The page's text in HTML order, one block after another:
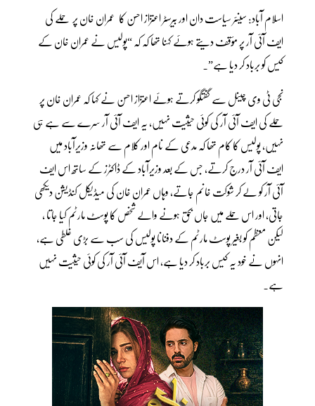
اسلام آباد: سینئر سیاست دان اور بیرسٹر اعتزاز احسن کا عمران خان پر حملے کی
ایف آئی آر پر مؤقف دیتے ہوئے کہنا تھا کہ کہ “پولیس نے عمران خان کے
کیس کو برباد کر دیا ہے”۔
نجی ٹی وی چینل سے گفتگو کرتے ہوئے اعتزاز احسن نے کہا کہ عمران خان پر
حملے کی ایف آئی آر کی کوئی حیثیت نہیں، یہ ایف آئی آر سرے سے ہے ہی
نہیں، پولیس کا کام تھا کہ مدعی کے نام اور کلام سے تھانہ وزیرآباد میں
ایف آئی آر درج کرتے، جس کے بعد وزیرآباد کے ڈاکٹرز کے ساتھ اس ایف
آئی آر کو لے کر شوکت خانم جاتے، وہاں عمران خان کی میڈیکل کنڈیشن دیکھی
جاتی، اور اس حملے میں جاں بحق ہونے والے شخص کا پوسٹ مارٹم کیا جاتا ،
لیکن معظم کو بغیر پوسٹ مارٹم کے دفنانا پولیس کی سب سے بڑی غلطی ہے،
انہوں نے خود یہ کیس برباد کر دیا ہے، اس آیف آئی آر کی کوئی حیثیت نہیں
ہے۔